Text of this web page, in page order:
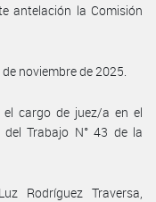
antelación la Comisión
noviembre de 2025.
cargo de juez/a en el
Trabajo N° 43 de la
Rodríguez Traversa,